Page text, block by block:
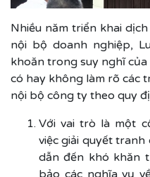
Nhiều năm triển khai
nội bộ doanh nghiệp,
khoăn trong suy nghĩ
có hay không làm rõ các
nội bộ công ty theo quy
Với vai trò là một
việc giải quyết
dẫn đến khó khăn
bảo các nghĩa vụ